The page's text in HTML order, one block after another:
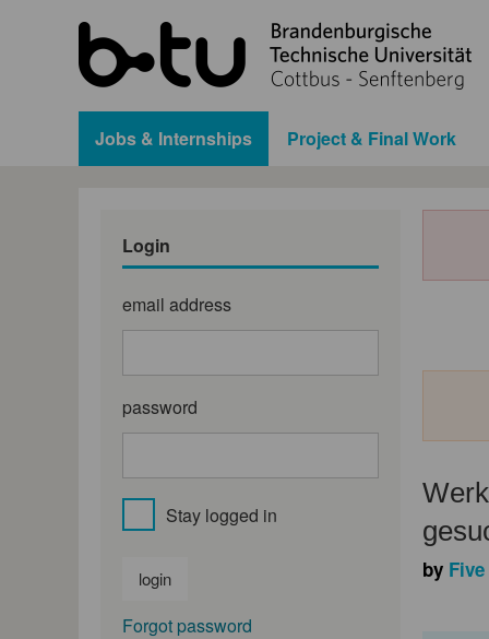
Jobs & Internships Project & Final Work
Login
email address
password
Stay logged in
login
Forgot password
by